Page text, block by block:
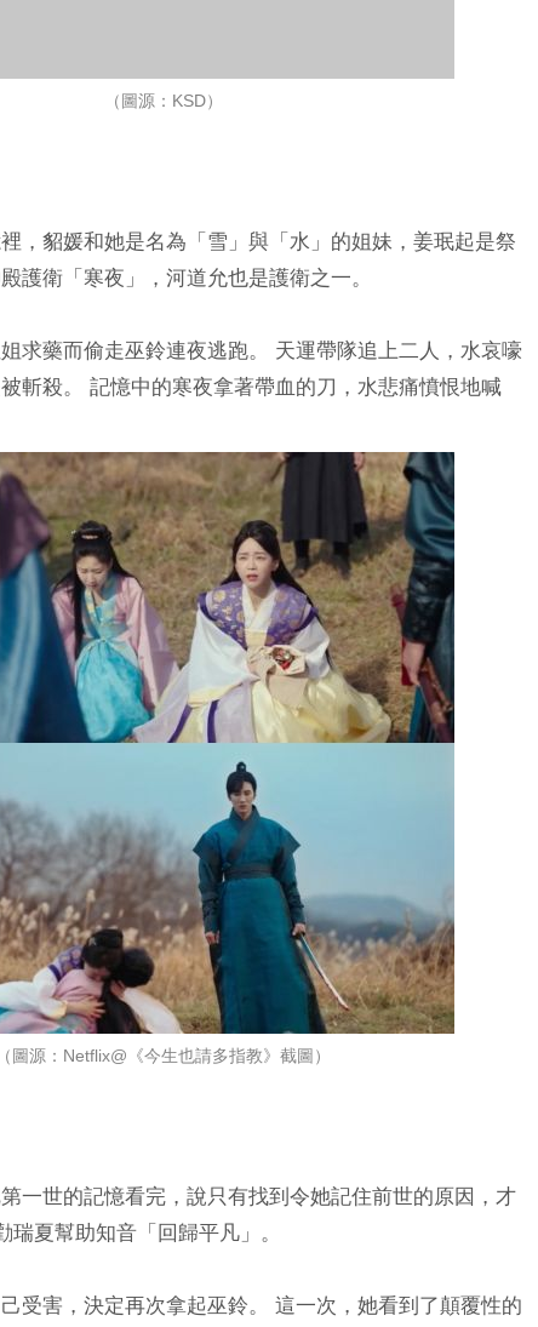
（圖源：KSD）
，貂媛和她是名為「雪」與「水」的姐妹，姜珉起是祭
護衛「寒夜」，河道允也是護衛之一。
求藥而偷走巫鈴連夜逃跑。 天運帶隊追上二人，水哀嚎
斬殺。 記憶中的寒夜拿著帶血的刀，水悲痛憤恨地喊
（圖源：Netflix@《今生也請多指教》截圖）
一世的記憶看完，說只有找到令她記住前世的原因，才
夏幫助知音「回歸平凡」。
受害，決定再次拿起巫鈴。 這一次，她看到了顛覆性的